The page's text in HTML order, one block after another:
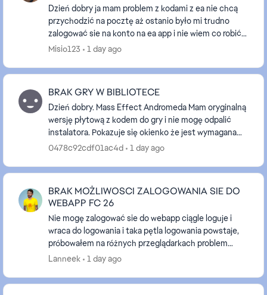
Dzień dobry ja mam problem z kodami z ea nie chcą
przychodzić na pocztę aż ostanio było mi trudno
zalogować sie na konto na ea app i nie wiem co robić
nawet nazwy nie moge zmienić bo muszę potwierdzi...
Misio123 1 day ago
BRAK GRY W BIBLIOTECE
Dzień dobry. Mass Effect Andromeda Mam oryginalną
wersję płytową z kodem do gry i nie mogę odpalić
instalatora. Pokazuje się okienko że jest wymagana
aplikacja origin z kodem błędu 14:1. Po zainsta...
0478c92cdf01ac4d 1 day ago
BRAK MOŻLIWOSCI ZALOGOWANIA SIE DO
WEBAPP FC 26
Nie mogę zalogować sie do webapp ciągle loguje i
wraca do logowania i taka pętla logowania powstaje,
próbowałem na różnych przeglądarkach problem
ciągle się powtarza tak samo w trybie incognito,
Lanneek 1 day ago